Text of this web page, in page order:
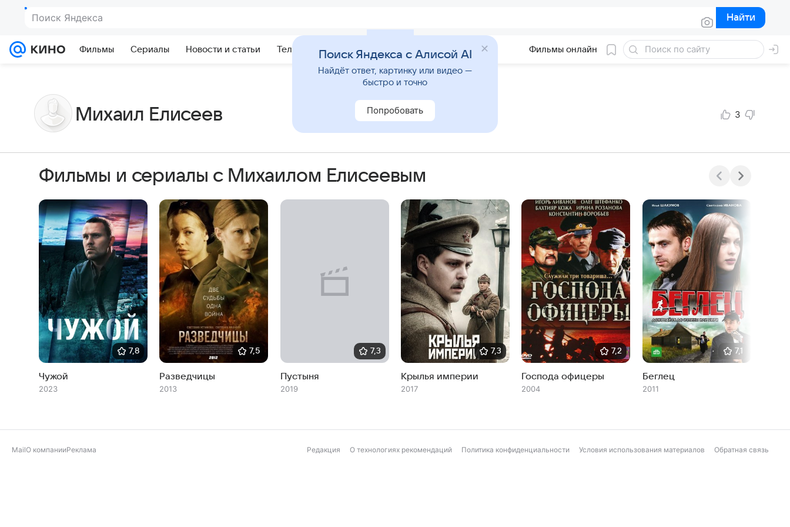
Поиск Яндекса Найти
Найти
Фильмы Сериалы Новости и статьи Телепрограмма Фильмы онлайн
Михаил Елисеев 3
Фильмы и сериалы с Михаилом Елисеевым
7,8
Чужой
2023
7,5
Разведчицы
2013
7,3
Пустыня
2019
7,3
Крылья империи
2017
7,2
Господа офицеры
2004
7,1
Беглец
2011
MailО компанииРеклама Редакция О технологиях рекомендаций Политика конфиденциальности Условия использования материалов Обратная связь
Поиск Яндекса с Алисой AI
Найдёт ответ, картинку или видео —
быстро и точно
Попробовать